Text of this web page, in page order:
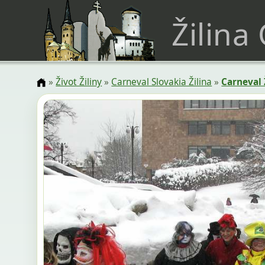
Žilina
»Život Žiliny» Carneval Slovakia Žilina » Carneval